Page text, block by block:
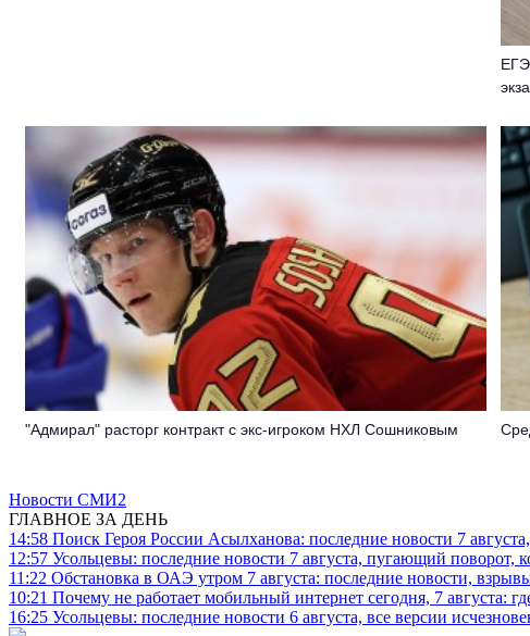
"Адмирал" расторг контракт с экс-игроком НХЛ Сошниковым
Новости СМИ2
ГЛАВНОЕ ЗА ДЕНЬ
14:58 Поиск Героя России Асылханова: последние новости 7
12:57 Усольцевы: последние новости 7 августа, пугающий поворот,
11:22 Обстановка в ОАЭ утром 7 августа: последние новости,
10:21 Почему не работает мобильный интернет сегодня, 7 августа:
16:25 Усольцевы: последние новости 6 августа, все версии